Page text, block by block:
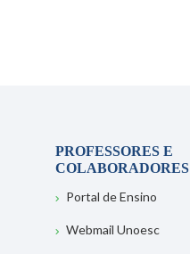
PROFESSORES E
COLABORADORES
Portal de Ensino
Webmail Unoesc